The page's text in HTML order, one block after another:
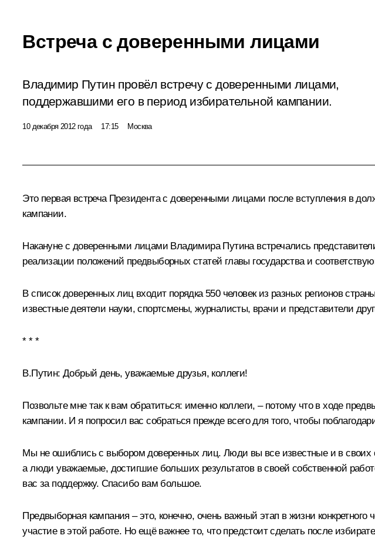
Встреча с доверенными лицами
Владимир Путин провёл встречу с доверенными лицами,
поддержавшими его в период избирательной кампании.
10 декабря 2012 года 17:15 Москва
Это первая встреча Президента с доверенными лицами после вступления в
кампании.
Наканунес доверенными лицами Владимира Путина встречались
реализации положений предвыборных статей главы государства и
В список доверенных лиц входит порядка 550 человек из разных регионов
известные деятели науки, спортсмены, журналисты, врачи и представители
* * *
В.Путин: Добрый день, уважаемые друзья, коллеги!
Позвольте мне так к вам обратиться: именно коллеги, – потому что в ходе
кампании. И я попросил вас собраться прежде всего для того, чтобы
Мы не ошиблись с выбором доверенных лиц. Люди вы все известные и в своих
а люди уважаемые, достигшие больших результатов в своей собственной
вас за поддержку. Спасибо вам большое.
Предвыборная кампания – это, конечно, очень важный этап в жизни
участие в этой работе. Но ещё важнее то, что предстоит сделать после